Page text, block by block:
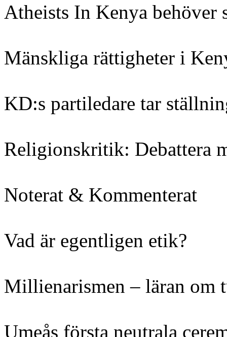
Atheists In Kenya behöver
Mänskliga rättigheter i
KD:s partiledare tar
Religionskritik: Debattera
Noterat & Kommenterat
Vad är egentligen etik?
Millienarismen – läran om
Umeås första neutrala